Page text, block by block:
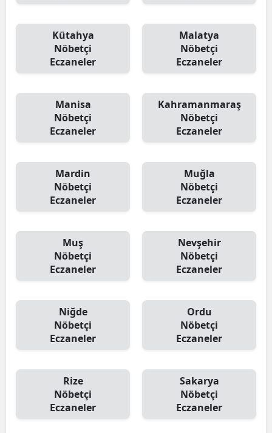
Kütahya
Nöbetçi
Eczaneler
Malatya
Nöbetçi
Eczaneler
Manisa
Nöbetçi
Eczaneler
Kahramanmaraş
Nöbetçi
Eczaneler
Mardin
Nöbetçi
Eczaneler
Muğla
Nöbetçi
Eczaneler
Muş
Nöbetçi
Eczaneler
Nevşehir
Nöbetçi
Eczaneler
Niğde
Nöbetçi
Eczaneler
Ordu
Nöbetçi
Eczaneler
Rize
Nöbetçi
Eczaneler
Sakarya
Nöbetçi
Eczaneler